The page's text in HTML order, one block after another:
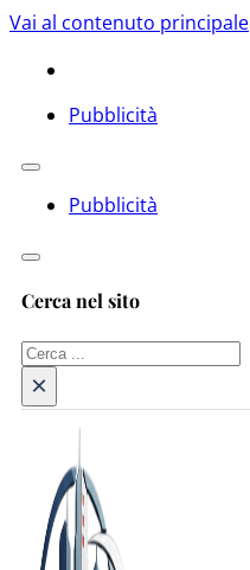
Vai al contenuto principale
Pubblicità
Pubblicità
Cerca nel sito
Cerca
×